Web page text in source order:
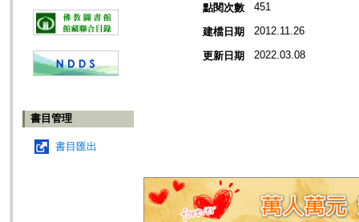
書目管理
書目匯出
點閱次數
451
建檔日期 2012.11.26
更新日期 2022.03.08